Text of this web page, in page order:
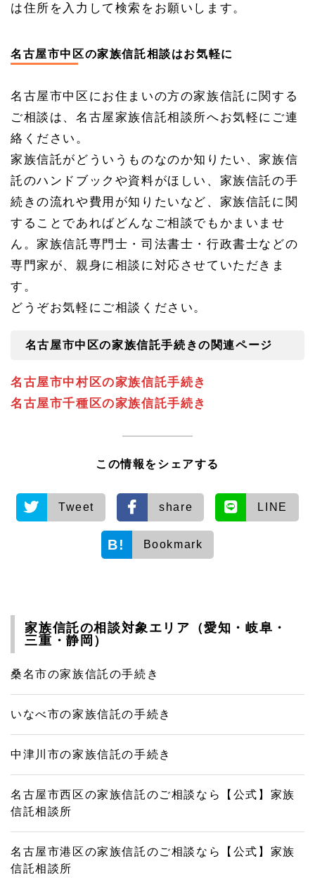
は住所を入力して検索をお願いします。
名古屋市中区の家族信託相談はお気軽に
名古屋市中区にお住まいの方の家族信託に関する
ご相談は、名古屋家族信託相談所へお気軽にご連
絡ください。
家族信託がどういうものなのか知りたい、家族信
託のハンドブックや資料がほしい、家族信託の手
続きの流れや費用が知りたいなど、家族信託に関
することであればどんなご相談でもかまいませ
ん。家族信託専門士・司法書士・行政書士などの
専門家が、親身に相談に対応させていただきま
す。
どうぞお気軽にご相談ください。
名古屋市中区の家族信託手続きの関連ページ
名古屋市中村区の家族信託手続き
名古屋市千種区の家族信託手続き
この情報をシェアする
Tweet share LINE
Bookmark
家族信託の相談対象エリア（愛知・岐阜・
三重・静岡）
桑名市の家族信託の手続き
いなべ市の家族信託の手続き
中津川市の家族信託の手続き
名古屋市西区の家族信託のご相談なら【公式】家族
信託相談所
名古屋市港区の家族信託のご相談なら【公式】家族
信託相談所